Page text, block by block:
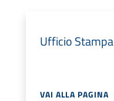
Ufficio Stampa
VAI ALLA PAGINA